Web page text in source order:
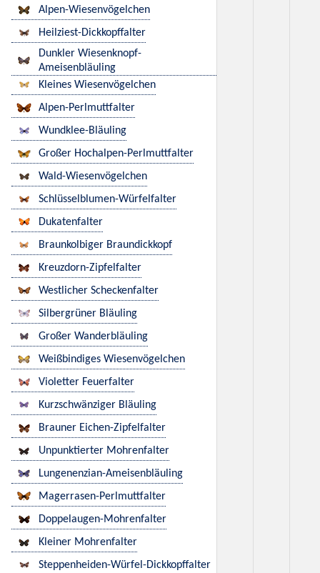
Alpen-Wiesenvögelchen
Heilziest-Dickkopffalter
Dunkler Wiesenknopf-
Ameisenbläuling
Kleines Wiesenvögelchen
Alpen-Perlmuttfalter
Wundklee-Bläuling
Großer Hochalpen-Perlmuttfalter
Wald-Wiesenvögelchen
Schlüsselblumen-Würfelfalter
Dukatenfalter
Braunkolbiger Braundickkopf
Kreuzdorn-Zipfelfalter
Westlicher Scheckenfalter
Silbergrüner Bläuling
Großer Wanderbläuling
Weißbindiges Wiesenvögelchen
Violetter Feuerfalter
Kurzschwänziger Bläuling
Brauner Eichen-Zipfelfalter
Unpunktierter Mohrenfalter
Lungenenzian-Ameisenbläuling
Magerrasen-Perlmuttfalter
Doppelaugen-Mohrenfalter
Kleiner Mohrenfalter
Steppenheiden-Würfel-Dickkopffalter